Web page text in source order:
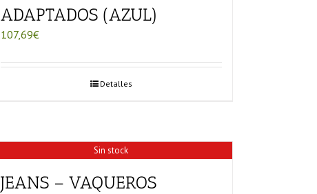
ADAPTADOS (AZUL)
107,69€
Detalles
Sin stock
JEANS – VAQUEROS